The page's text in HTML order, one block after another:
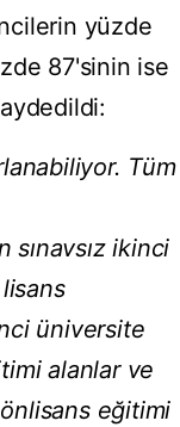
yüzde
87'sinin ise
Tüm
sınavsız ikinci
üniversite
alanlar ve
eğitimi